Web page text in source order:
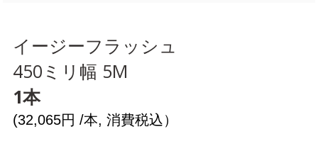
イージーフラッシュ
450ミリ幅 5M
1本
(32,065円 /本, 消費税込）